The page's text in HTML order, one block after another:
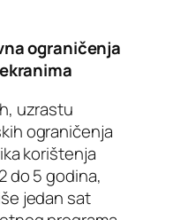
ograničenja
uzrastu
ograničenja
korištenja
do 5 godina,
jedan sat